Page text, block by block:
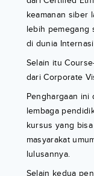
keamanan siber
lebih pemegang
di dunia
Selain itu
dari Corporate
Penghargaan ini
lembaga
kursus yang
masyarakat
lulusannya.
Selain kedua